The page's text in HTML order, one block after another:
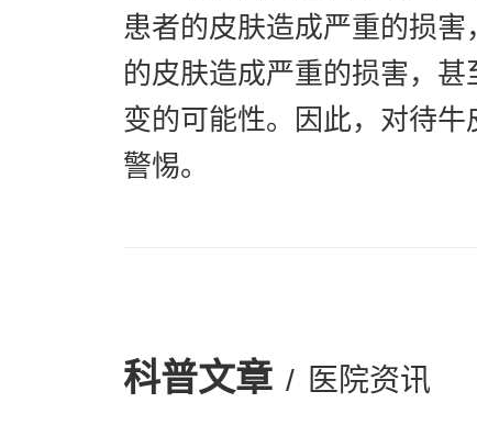
患者的皮肤造成严重的损
的皮肤造成严重的损害，
变的可能性。因此，对待
警惕。
现严重的变化，甚至会导致
病，患者一定要引起重视，
科普文章 / 医院资讯